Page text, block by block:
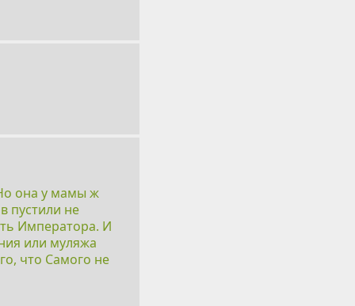
она у мамы ж
пустили не
Императора. И
или муляжа
что Самого не